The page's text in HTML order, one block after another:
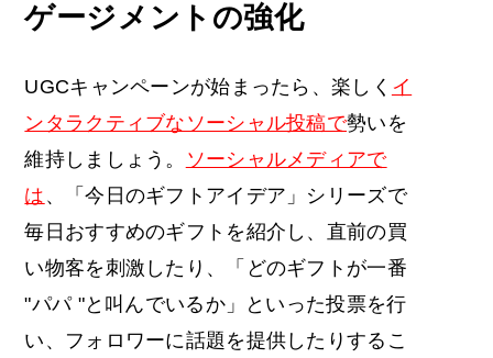
ゲージメントの強化
UGCキャンペーンが始まったら、楽しく イ
ンタラクティブなソーシャル投稿で勢いを
維持しましょう。
ソーシャルメディアで
は 、「今日のギフトアイデア」シリーズで
毎日おすすめのギフトを紹介し、直前の買
い物客を刺激したり、「どのギフトが一番
"パパ "と叫んでいるか」といった投票を行
い、フォロワーに話題を提供したりするこ